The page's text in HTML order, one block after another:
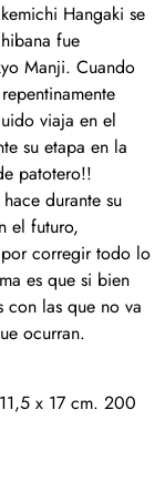
Hangaki se
fue
Manji. Cuando
viaja en el
su etapa en la
patotero!!
durante su
el futuro,
por corregir todo lo
es que si bien
con las que no va
ocurran.
x 17 cm. 200